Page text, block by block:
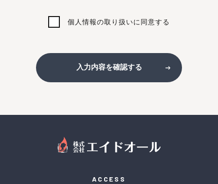
個人情報の取り扱いに同意する
入力内容を確認する
ACCESS